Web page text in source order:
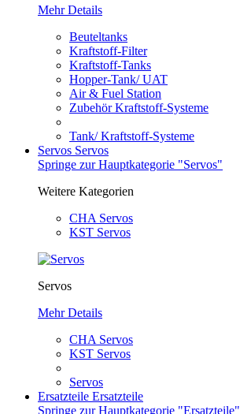
Mehr Details
Beuteltanks
Kraftstoff-Filter
Kraftstoff-Tanks
Hopper-Tank/ UAT
Air & Fuel Station
Zubehör Kraftstoff-Systeme
Tank/ Kraftstoff-Systeme
Servos Servos
Springe zur Hauptkategorie "Servos"
Weitere Kategorien
CHA Servos
KST Servos
Servos
Mehr Details
CHA Servos
KST Servos
Servos
Ersatzteile Ersatzteile
Springe zur Hauptkategorie "Ersatzteile"